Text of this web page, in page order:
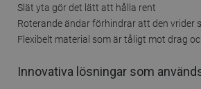
Slät yta gör det lätt att hålla rent
Roterande ändar förhindrar att den vrider
Flexibelt material som är tåligt mot drag
Innovativa lösningar som